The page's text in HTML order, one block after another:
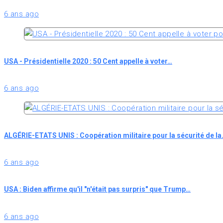
6 ans ago
USA - Présidentielle 2020 : 50 Cent appelle à voter…
6 ans ago
ALGÉRIE-ETATS UNIS : Coopération militaire pour la sécurité de
6 ans ago
USA : Biden affirme qu'il "n'était pas surpris" que Trump…
6 ans ago